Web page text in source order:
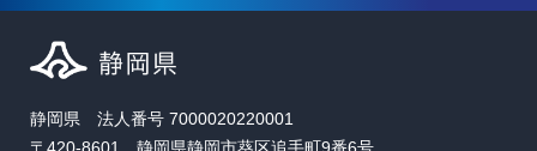
静岡県 法人番号 7000020220001